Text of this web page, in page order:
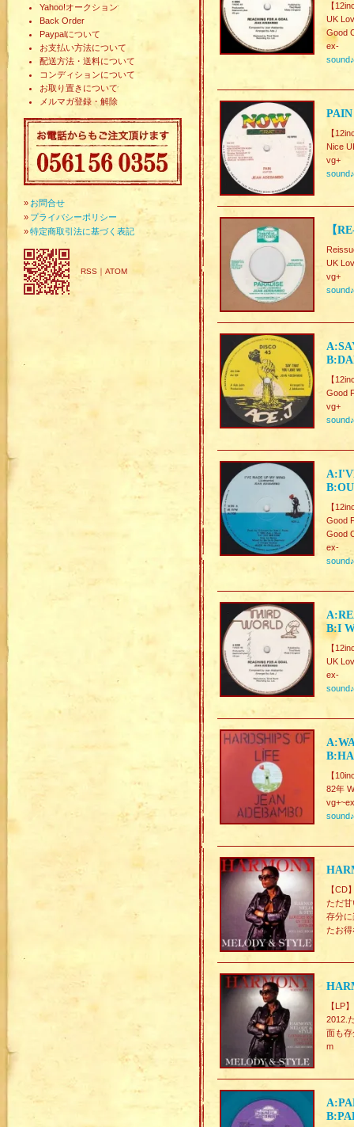
Yahoo!オークション
Back Order
Paypalについて
お支払い方法について
配送方法・送料について
コンディションについて
お取り置きについて
メルマガ登録・解除
» お問合せ
» プライバシーポリシー
»特定商取引法に基づく表記
RSS ｜ ATOM
【
UK
Good
ex-
sound♪
【
Nice
vg+
sound♪
【
UK
vg+
sound♪
【
Good
vg+
sound♪
【
Good
Good
ex-
sound♪
B:I
【
UK
ex-
sound♪
【
82年
sound♪
【CD
ただ
存分
たお
【LP】
2012.
面も
m